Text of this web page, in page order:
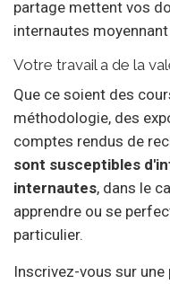
partage mettent vos
internautes
Votre travail a de la
Que ce soient des
méthodologie, des
comptes rendus de
sont susceptibles
internautes, dans le
apprendre ou se
particulier.
Inscrivez-vous sur